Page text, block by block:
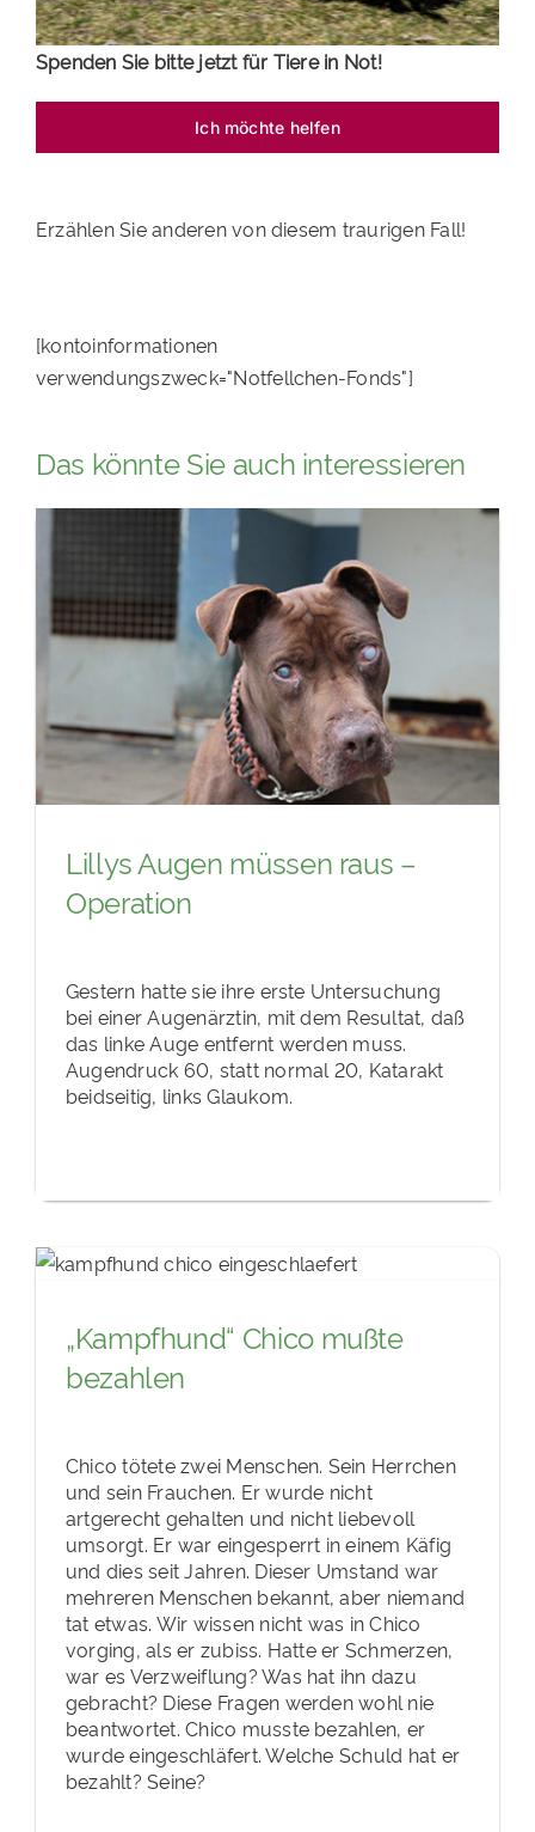
Spenden Sie bitte jetzt für Tiere in Not!
Ich möchte helfen
Erzählen Sie anderen von diesem traurigen Fall!
[kontoinformationen
verwendungszweck="Notfellchen-Fonds"]
Das könnte Sie auch interessieren
Lillys Augen müssen raus –
Operation
Gestern hatte sie ihre erste Untersuchung
bei einer Augenärztin, mit dem Resultat, daß
das linke Auge entfernt werden muss.
Augendruck 60, statt normal 20, Katarakt
beidseitig, links Glaukom.
„Kampfhund“ Chico mußte
bezahlen
Chico tötete zwei Menschen. Sein Herrchen
und sein Frauchen. Er wurde nicht
artgerecht gehalten und nicht liebevoll
umsorgt. Er war eingesperrt in einem Käfig
und dies seit Jahren. Dieser Umstand war
mehreren Menschen bekannt, aber niemand
tat etwas. Wir wissen nicht was in Chico
vorging, als er zubiss. Hatte er Schmerzen,
war es Verzweiflung? Was hat ihn dazu
gebracht? Diese Fragen werden wohl nie
beantwortet. Chico musste bezahlen, er
wurde eingeschläfert. Welche Schuld hat er
bezahlt? Seine?